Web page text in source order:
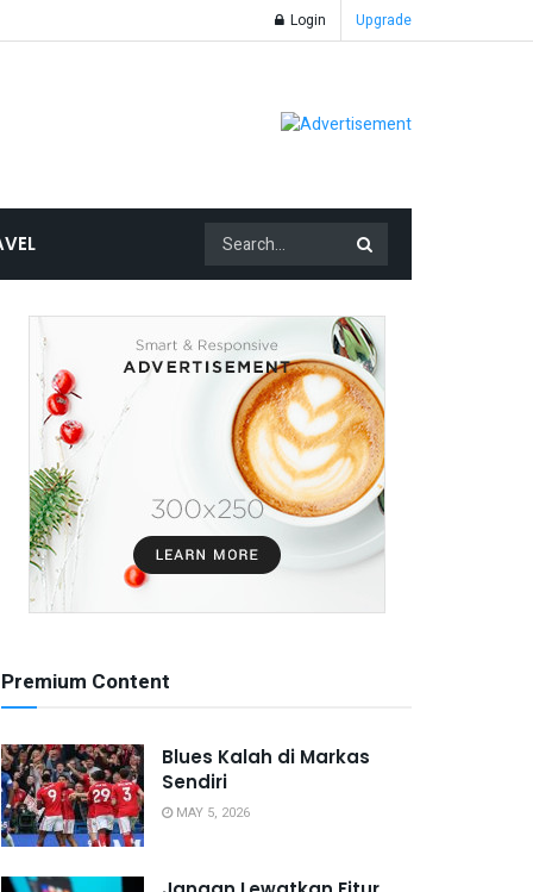
Login Upgrade
Premium Content
Blues Kalah di Markas
Sendiri
MAY 5, 2026